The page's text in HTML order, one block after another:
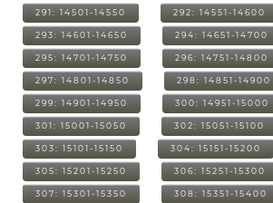
291: 14501-14550 292: 14551-14600
293: 14601-14650 294: 14651-14700
295: 14701-14750 296: 14751-14800
297: 14801-14850 298: 14851-14900
299: 14901-14950 300: 14951-15000
301: 15001-15050 302: 15051-15100
303: 15101-15150 304: 15151-15200
305: 15201-15250 306: 15251-15300
307: 15301-15350 308: 15351-15400